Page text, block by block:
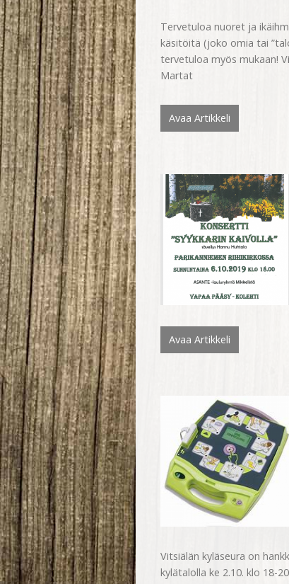
Tervetuloa nuoret ja
käsitöitä (joko omia tai
tervetuloa myös mukaan!
Martat
Avaa Artikkeli
Avaa Artikkeli
Vitsiälän kyläseura on
kylätalolla ke 2.10. klo 18-